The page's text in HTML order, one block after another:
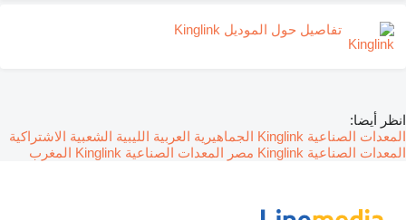
تفاصيل حول الموديل Kinglink
انظر أيضا:
المعدات الصناعية Kinglink الجماهيرية العربية الليبية الشعبية الاشتراكية
المعدات الصناعية Kinglink مصر
المعدات الصناعية Kinglink المغرب